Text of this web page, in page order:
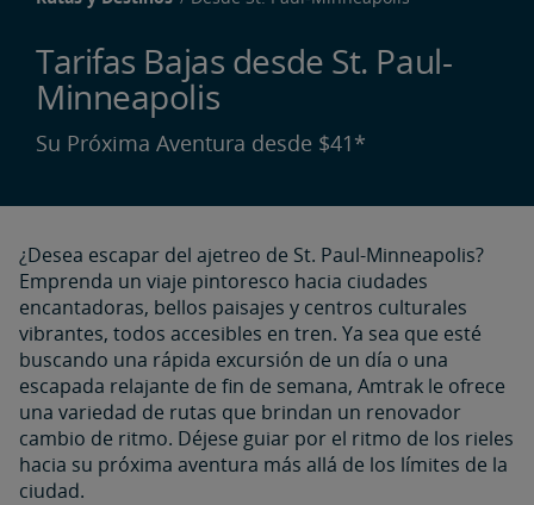
Tarifas Bajas desde St. Paul-
Minneapolis
Su Próxima Aventura desde $41*
¿Desea escapar del ajetreo de St. Paul-Minneapolis?
Emprenda un viaje pintoresco hacia ciudades
encantadoras, bellos paisajes y centros culturales
vibrantes, todos accesibles en tren. Ya sea que esté
buscando una rápida excursión de un día o una
escapada relajante de fin de semana, Amtrak le ofrece
una variedad de rutas que brindan un renovador
cambio de ritmo. Déjese guiar por el ritmo de los rieles
hacia su próxima aventura más allá de los límites de la
ciudad.